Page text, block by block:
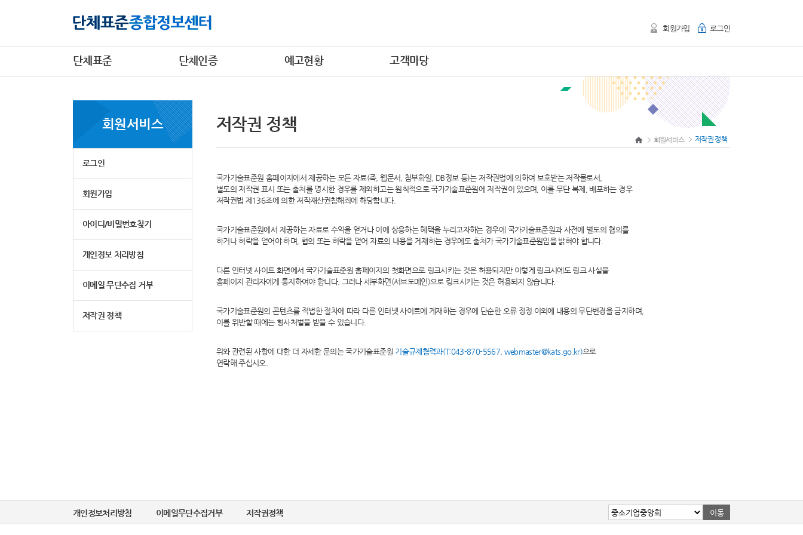
회원가입 로그인
단체표준 단체인증 예고현황 고객마당
회원서비스
로그인
회원가입
아이디/비밀번호찾기
개인정보 처리방침
이메일 무단수집 거부
저작권 정책
저작권 정책
회원서비스 저작권 정책
국가기술표준원 홈페이지에서 제공하는 모든 자료(즉, 웹문서, 첨부화일, DB정보 등)는 저작권법에 의하여 보호받는 저작물로서,
별도의 저작권 표시 또는 출처를 명시한 경우를 제외하고는 원칙적으로 국가기술표준원에 저작권이 있으며, 이를 무단 복제, 배포하는 경우
저작권법 제136조에 의한 저작재산권침해죄에 해당합니다.
국가기술표준원에서 제공하는 자료로 수익을 얻거나 이에 상응하는 혜택을 누리고자하는 경우에 국가기술표준원과 사전에 별도의 협의를
하거나 허락을 얻어야 하며, 협의 또는 허락을 얻어 자료의 내용을 게재하는 경우에도 출처가 국가기술표준원임을 밝혀야 합니다.
다른 인터넷 사이트 화면에서 국가기술표준원 홈페이지의 첫화면으로 링크시키는 것은 허용되지만 이렇게 링크시에도 링크 사실을
홈페이지 관리자에게 통지하여야 합니다. 그러나 세부화면(서브도메인)으로 링크시키는 것은 허용되지 않습니다.
국가기술표준원의 콘텐츠를 적법한 절차에 따라 다른 인터넷 사이트에 게재하는 경우에 단순한 오류 정정 이외에 내용의 무단변경을 금지하며,
이를 위반할 때에는 형사처벌을 받을 수 있습니다.
위와 관련된 사항에 대한 더 자세한 문의는 국가기술표준원 기술규제협력과(T:043-870-5567, webmaster@kats.go.kr)으로
연락해 주십시오.
개인정보처리방침 이메일무단수집거부 저작권정책